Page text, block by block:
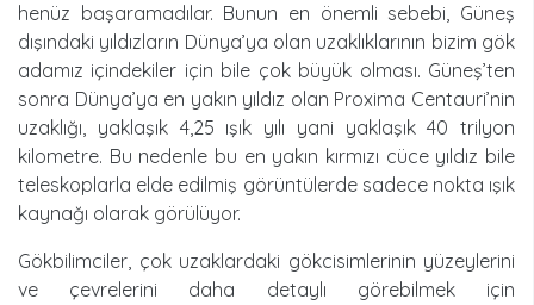
henüz başaramadılar. Bunun en önemli sebebi, Güneş
dışındaki yıldızların Dünya’ya olan uzaklıklarının bizim gök
adamız içindekiler için bile çok büyük olması. Güneş’ten
sonra Dünya’ya en yakın yıldız olan Proxima Centauri’nin
uzaklığı, yaklaşık 4,25 ışık yılı yani yaklaşık 40 trilyon
kilometre. Bu nedenle bu en yakın kırmızı cüce yıldız bile
teleskoplarla elde edilmiş görüntülerde sadece nokta ışık
kaynağı olarak görülüyor.
Gökbilimciler, çok uzaklardaki gökcisimlerinin yüzeylerini
ve çevrelerini daha detaylı görebilmek için